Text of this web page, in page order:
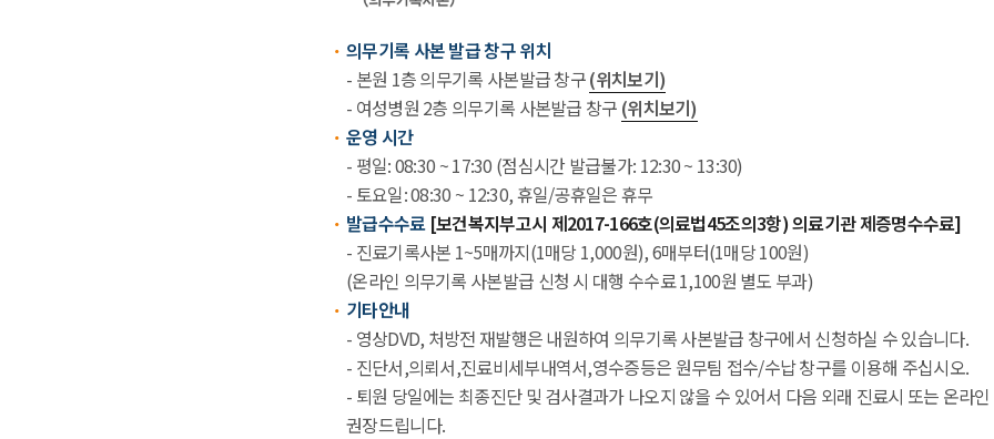
의무기록 사본 발급 창구 위치
- 본원 1층 의무기록 사본발급 창구(위치보기)
- 여성병원 2층 의무기록 사본발급 창구 (위치보기)
운영 시간
- 평일: 08:30 ~ 17:30 (점심시간 발급불가: 12:30 ~ 13:30)
- 토요일: 08:30 ~ 12:30, 휴일/공휴일은 휴무
발급수수료 [보건복지부고시 제2017-166호(의료법45조의3항) 의료기관 제증명수수료]
- 진료기록사본 1~5매까지(1매당 1,000원), 6매부터(1매당 100원)
(온라인 의무기록 사본발급 신청 시 대행 수수료 1,100원 별도 부과)
기타안내
- 영상DVD, 처방전 재발행은 내원하여 의무기록 사본발급 창구에서 신청하실 수 있습니다.
- 진단서,의뢰서,진료비세부내역서,영수증등은 원무팀 접수/수납 창구를 이용해 주십시오.
- 퇴원 당일에는 최종진단 및 검사결과가 나오지 않을 수 있어서 다음 외래 진료시 또는 온라
권장드립니다.